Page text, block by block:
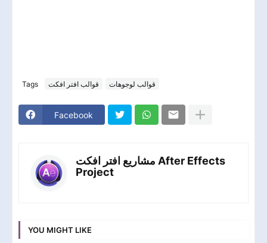
Tags قوالب افتر افكت قوالب لوجوهات
Facebook
مشاريع افتر افكت After Effects
Project
YOU MIGHT LIKE